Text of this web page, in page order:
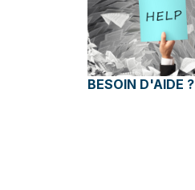
BESOIN D'AIDE ?